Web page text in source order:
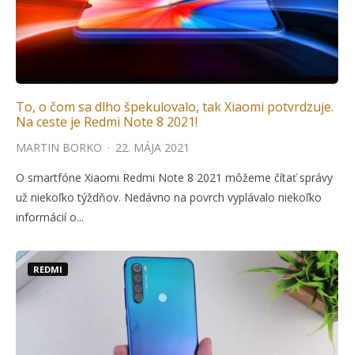
To, o čom sa dlho špekulovalo, tak Xiaomi potvrdzuje.
Na ceste je Redmi Note 8 2021!
MARTIN BORKO · 22. MÁJA 2021
O smartfóne Xiaomi Redmi Note 8 2021 môžeme čítať správy
už niekoľko týždňov. Nedávno na povrch vyplávalo niekoľko
informácií o...
REDMI